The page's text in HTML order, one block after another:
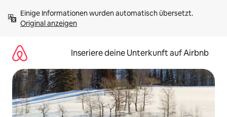
Inhalten
springenOriginal anzeigen
Inseriere deine Unterkunft auf Airbnb